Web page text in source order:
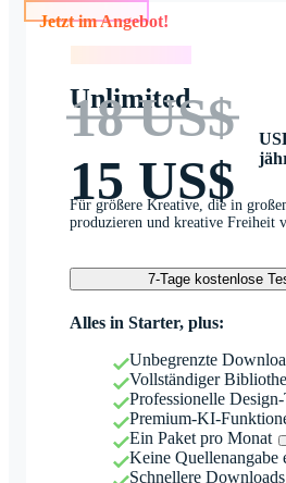
Jetzt im Angebot!
Unlimited
18 US$
15 US$
Für größere Kreative, die in
produzieren und kreative Freiheit
7-Tage kostenlose
Alles in Starter, plus:
Unbegrenzte
Vollständiger
Professionelle
Premium-KI-
Ein Paket pro Monat
Keine Quellenangabe
Schnellere Downloads